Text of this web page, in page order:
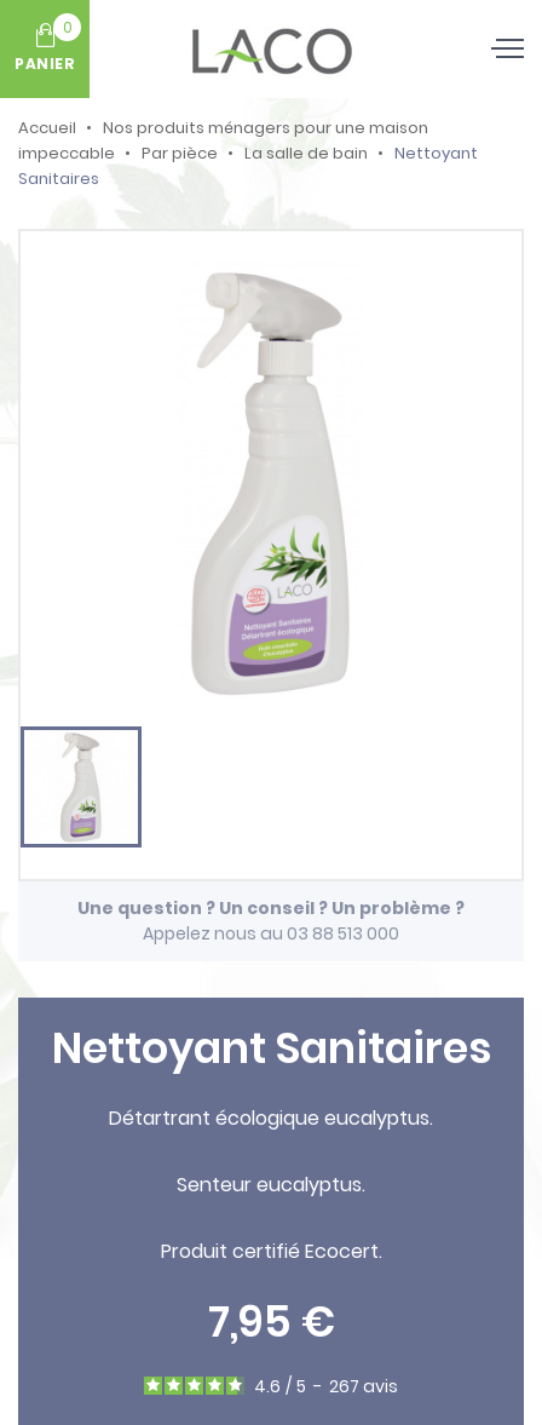
0
PANIER
Accueil
Nos produits ménagers pour une maison
impeccable
Par pièce La salle de bain
Nettoyant
Sanitaires
Une question ? Un conseil ? Un problème ?
Appelez nous au 03 88 513 000
Nettoyant Sanitaires
Détartrant écologique eucalyptus.
Senteur eucalyptus.
Produit certifié Ecocert.
7,95 €
4.6 / 5 - 267 avis